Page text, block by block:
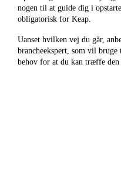
nogen til at guide dig i
obligatorisk for Keap.
Uanset hvilken vej du går,
brancheekspert, som vil
behov for at du kan træffe den